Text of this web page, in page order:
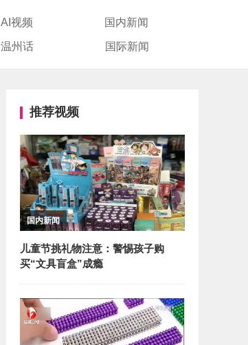
AI视频 国内新闻
温州话 国际新闻
推荐视频
国内新闻
儿童节挑礼物注意：警惕孩子购
买“文具盲盒”成瘾